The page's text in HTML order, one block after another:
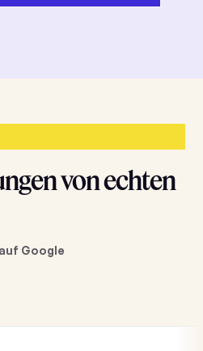
von echten
Google